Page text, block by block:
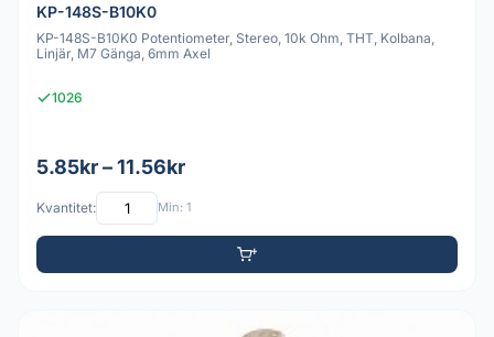
KP-148S-B10K0
KP-148S-B10K0 Potentiometer, Stereo, 10k Ohm, THT, Kolbana,
Linjär, M7 Gänga, 6mm Axel
1026
5.85kr – 11.56kr
Kvantitet: Min: 1